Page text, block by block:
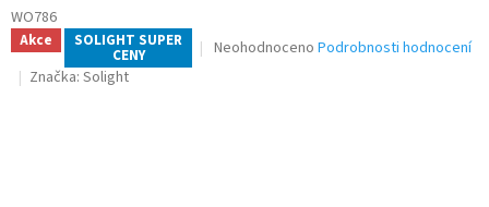
WO786
Akce SOLIGHT SUPER
CENY
Průměrné
Neohodnoceno Podrobnosti hodnocení
Značka: Solight